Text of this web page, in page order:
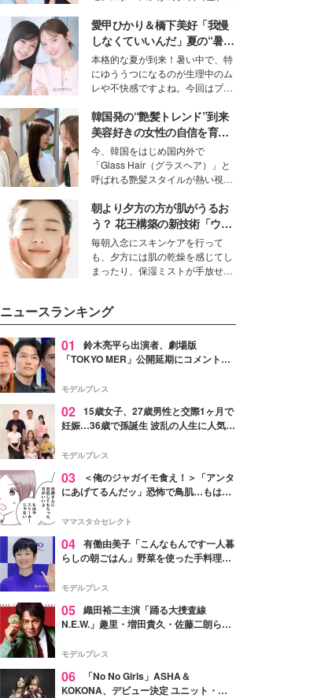
ニオン好き”という共通点を持つモ
デルの宮城舞と島村雄大の特別対
談をお届け！それぞれの視点か
ら、今作ならではの魅力や予想外
の感動をもたらす奥深いストーリ
ーについて熱く語り合ってもらっ
た。
愛甲ひかり＆橋下美好「我慢
しなくていいんだ」夏の“暑さ
対策”の新しい選択肢とは？
本格的な夏が到来！暑い中で、特
にゆううつになるのが生理中のム
レや不快感ですよね。今回はプラ
モデル・愛甲ひかりさんと橋下美
好さんを迎えて本音で女子会トー
ク。猛暑のお出かけを快適に過ご
すヒントや、2人が感動した夏の
生理の新常識にも迫りました。
韓国発の“艶髪トレンド”到来
美容好きの女性の自信を育む
「ヘアケア事情」って？
今、韓国をはじめ国内外で
「Glass Hair（グラスヘア）」と
呼ばれる艶髪スタイルが熱い視線
ションの完成度を高めるベースと
して、“髪そのものの美しさ”に改
めて注目する人が増えている様
子。今回は、そんな憧れの艶やか
な髪を日常で叶える、美容好きの
女性たちのヘアケア事情を紹介し
朝より夕方の方が肌がうるお
う？ 花王構築の新技術「ウォ
ーターキャプチャリングスキ
ン（捕水肌）」がスキンケア
の常識を変える予感
毎朝入念にスキンケアを行って
も、夕方には肌の乾燥を感じてし
まったり、保湿ミストが手放せな
性を秘めた、革新的な「Water
Capturing Skin（ウォーターキャ
プチャリングスキン：捕水肌）」
技術を、花王が構築した。
ニュースランキング
01
鈴木亮平ら出演者、劇場版
「TOKYO MER」公開延期にコメント
最大の敬意とエールを」
モデルプレス
02 15歳女子、27歳男性と交際1ヶ月で
妊娠…36歳で孫誕生 波乱の人生に人気タ
よ！」
モデルプレス
03
＜俺のジャガイモ食え！＞「アンタ
にあげてるんだッ」恐怖で鳥肌…もはや
ママスタ☆セレクト
04 有働由美子「こんなもんです一人暮
らしの朝ごはん」野菜を使った手料理公
そう」と反響
モデルプレス
05 織田裕二主演「踊る大捜査線
N.E.W.」趣里・増田貴久・佐藤二朗ら新
徴する“謎のキーワード”も
モデルプレス
06
「No No Girls」ASHA＆
KOKONA、デビュー決定 ユニット・